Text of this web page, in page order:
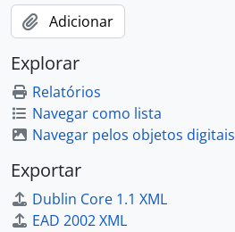
Adicionar
Explorar
Relatórios
Navegar como lista
Navegar pelos objetos digitais
Exportar
Dublin Core 1.1 XML
EAD 2002 XML